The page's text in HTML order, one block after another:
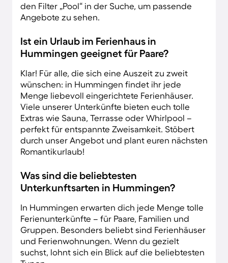
den Filter „Pool“ in der Suche, um passende
Angebote zu sehen.
Ist ein Urlaub im Ferienhaus in
Hummingen geeignet für Paare?
Klar! Für alle, die sich eine Auszeit zu zweit
wünschen: in Hummingen findet ihr jede
Menge liebevoll eingerichtete Ferienhäuser.
Viele unserer Unterkünfte bieten euch tolle
Extras wie Sauna, Terrasse oder Whirlpool –
perfekt für entspannte Zweisamkeit. Stöbert
durch unser Angebot und plant euren nächsten
Romantikurlaub!
Was sind die beliebtesten
Unterkunftsarten in Hummingen?
In Hummingen erwarten dich jede Menge tolle
Ferienunterkünfte – für Paare, Familien und
Gruppen. Besonders beliebt sind Ferienhäuser
und Ferienwohnungen. Wenn du gezielt
suchst, lohnt sich ein Blick auf die beliebtesten